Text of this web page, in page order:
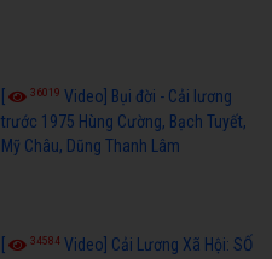
36019 Video] Bụi đời - Cải lương
trước 1975 Hùng Cường, Bạch Tuyết,
Mỹ Châu, Dũng Thanh Lâm
34584 Video] Cải Lương Xã Hội: SỐ